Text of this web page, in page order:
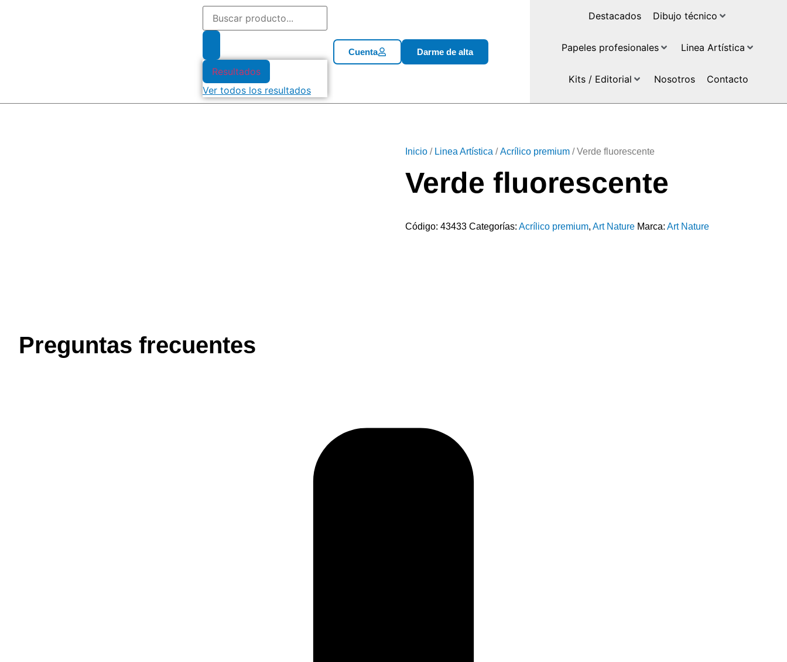
Resultados
Ver todos los resultados
Cuenta Darme de alta
Destacados Dibujo técnico
Papeles profesionales Linea Artística
Kits / Editorial Nosotros Contacto
Inicio / Linea Artística /Acrílico premium / Verde fluorescente
Verde fluorescente
Código: 43433 Categorías: Acrílico premium, Art Nature Marca: Art Nature
Preguntas frecuentes